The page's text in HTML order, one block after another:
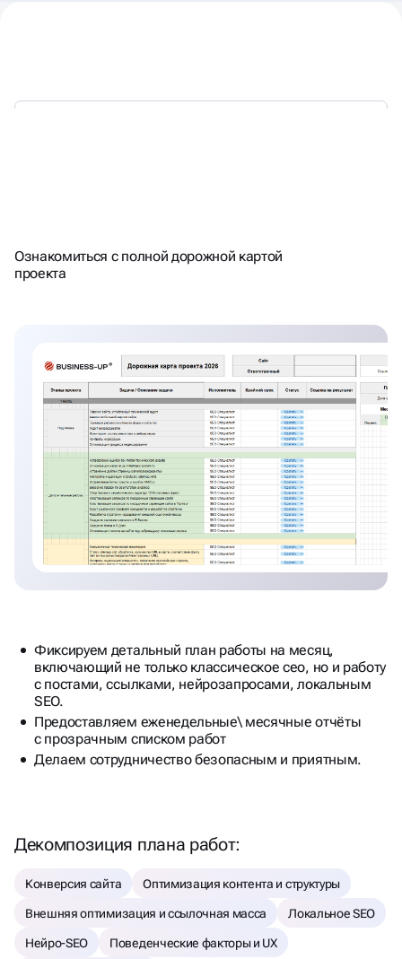
СЧИТАЕМ ПЛАН\ФАКТ
МЕСЯЦ. РАБОТАЕМ С KPI
Ознакомиться с полной дорожной картой
проекта
Фиксируем детальный план работы на месяц,
включающий не только классическое сео, но и работу
с постами, ссылками, нейрозапросами, локальным
SEO.
Предоставляем еженедельные\ месячные отчёты
с прозрачным списком работ
Делаем сотрудничество безопасным и приятным.
Декомпозиция плана работ:
Конверсия сайта Оптимизация контента и структуры
Внешняя оптимизация и ссылочная масса Локальное SEO
Нейро-SEO Поведенческие факторы и UX